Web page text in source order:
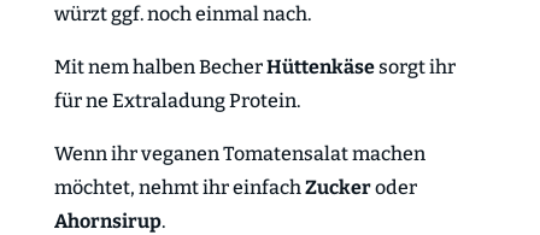
würzt ggf. noch einmal nach.
Mit nem halben BecherHüttenkäsesorgt ihr
für ne Extraladung Protein.
Wenn ihr veganen Tomatensalat machen
möchtet, nehmt ihr einfach Zuckeroder
Ahornsirup.